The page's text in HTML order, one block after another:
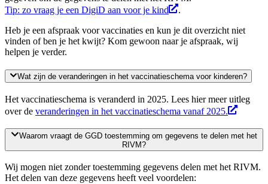
Tip: zo vraag je een DigiD aan voor je kind
.
Heb je een afspraak voor vaccinaties en kun je dit overzicht niet
vinden of ben je het kwijt? Kom gewoon naar je afspraak, wij
helpen je verder.
Wat zijn de veranderingen in het vaccinatieschema voor kinderen?
Het vaccinatieschema is veranderd in 2025. Lees hier meer uitleg
over de veranderingen in het vaccinatieschema vanaf 2025.
Waarom vraagt de GGD toestemming om gegevens te delen met het
RIVM?
Wij mogen niet zonder toestemming gegevens delen met het RIVM.
Het delen van deze gegevens heeft veel voordelen: